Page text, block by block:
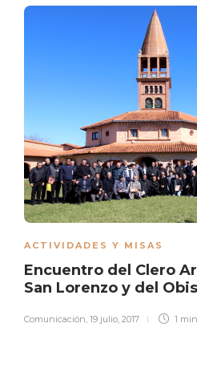
ACTIVIDADES Y MISAS
Encuentro del Clero
San Lorenzo y del
Comunicación, 19 julio, 2017 1 min